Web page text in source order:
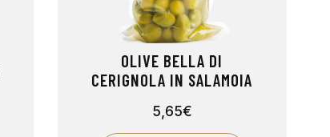
OLIVE BELLA DI
CERIGNOLA IN SALAMOIA
5,65€